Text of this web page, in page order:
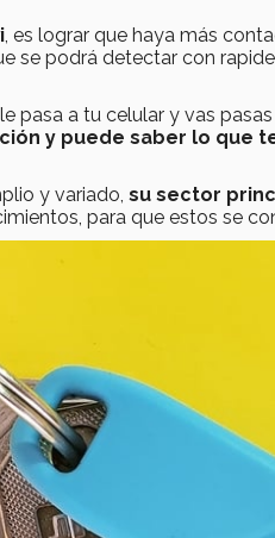
, es lograr que haya más
se podrá detectar con
pasa a tu celular y vas
y puede saber lo que
y variado, su sector
para que estos se